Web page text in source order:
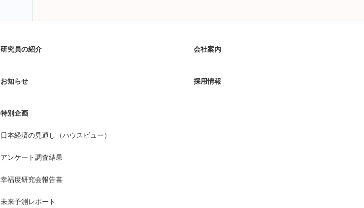
研究員の紹介
お知らせ
特別企画
日本経済の見通し（ハウスビュー）
アンケート調査結果
幸福度研究会報告書
未来予測レポート
会社案内
採用情報